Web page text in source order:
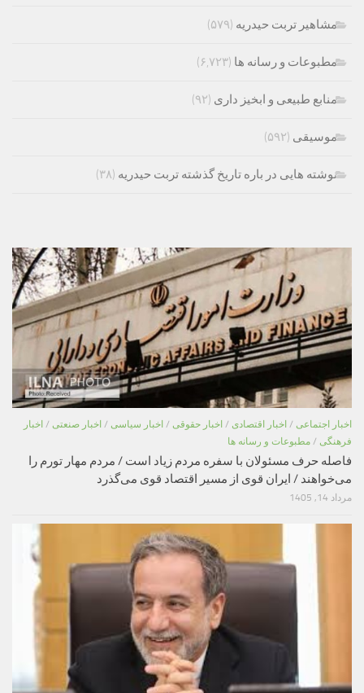
مشاهیر تربت حیدریه (۵۷۹)
مطبوعات و رسانه ها (۶,۷۲۳)
منابع طبیعی و ابخیز داری (۹۲)
موسیقی (۵۹۲)
نوشته هایی در باره تاریخ گذشته تربت حیدریه (۳۸)
اخبار اجتماعی / اخبار اقتصادی / اخبار حقوقی / اخبار سیاسی / اخبار صنعتی / اخبار
فرهنگی / مطبوعات و رسانه ها
فاصله حرف مسئولان با سفره مردم زیاد است / مردم مهار تورم را
می‌خواهند / ایران قوی از مسیر اقتصاد قوی می‌گذرد
مرداد 14, 1405